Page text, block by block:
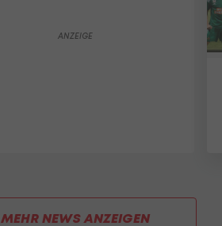
MEHR NEWS ANZEIGEN